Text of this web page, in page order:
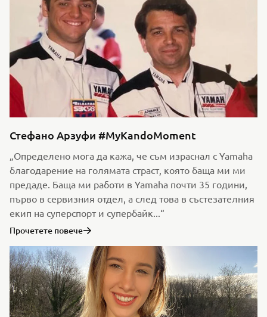
Стефано Арзуфи #MyKandoMoment
„Определено мога да кажа, че съм израснал с Yamaha
благодарение на голямата страст, която баща ми ми
предаде. Баща ми работи в Yamaha почти 35 години,
първо в сервизния отдел, а след това в състезателния
екип на суперспорт и супербайк...“
Прочетете повече